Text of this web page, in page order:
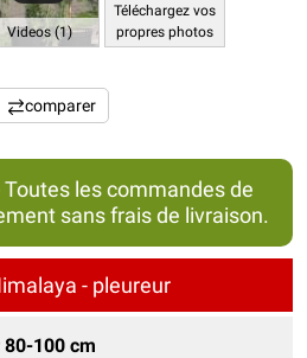
Videos (1)
Téléchargez vos
propres photos
comparer
Toutes les commandes de
sans frais de livraison.
- pleureur
100 cm